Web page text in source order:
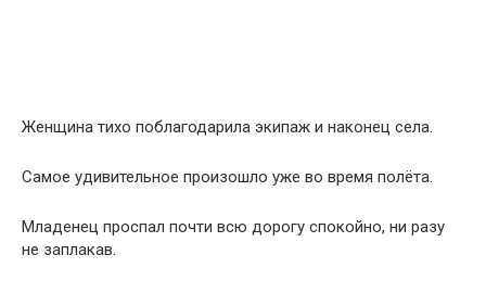
Женщина тихо поблагодарила экипаж и наконец села.
Самое удивительное произошло уже во время полёта.
Младенец проспал почти всю дорогу спокойно, ни разу
не заплакав.